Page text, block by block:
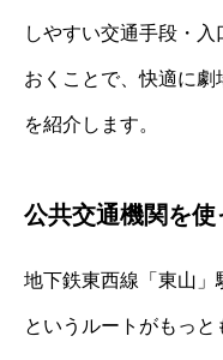
しやすい交通手段・
おくことで、快適に
を紹介します。
公共交通機関を
地下鉄東西線「東山
というルートがもっ